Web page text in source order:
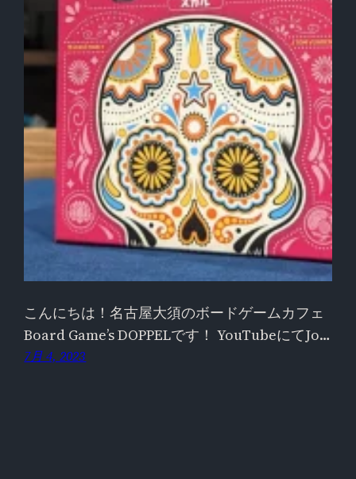
こんにちは！名古屋大須のボードゲームカフェ
Board Game’s DOPPELです！ YouTubeにてJo…
7月 4, 2023